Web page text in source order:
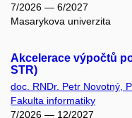
7/2026 — 6/2027
Masarykova univerzita
Akcelerace výpočtů
STR)
doc. RNDr. Petr Novotný,
Fakulta informatiky
7/2026 — 12/2027